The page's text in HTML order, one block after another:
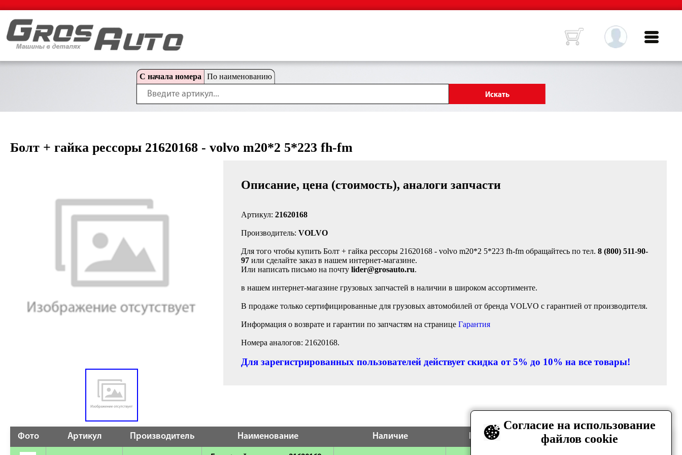
С начала номера По наименованию
Болт + гайка рессоры 21620168 - volvo m20*2 5*223 fh-fm
Описание, цена (стоимость), аналоги запчасти
Артикул: 21620168
Производитель: VOLVO
Для того чтобы купить Болт + гайка рессоры 21620168 - volvo m20*2 5*223 fh-fm обращайтесь по тел. 8 (800) 511-90-
97 или сделайте заказ в нашем интернет-магазине.
Или написать письмо на почту lider@grosauto.ru.
в нашем интернет-магазине грузовых запчастей в наличии в широком ассортименте.
В продаже только сертифицированные для грузовых автомобилей от бренда VOLVO с гарантией от производителя.
Информация о возврате и гарантии по запчастям на странице Гарантия
Номера аналогов: 21620168.
Для зарегистрированных пользователей действует скидка от 5% до 10% на все товары!
Фото Артикул Производитель Наименование Наличие Цена Количество
Согласие на использование
файлов cookie